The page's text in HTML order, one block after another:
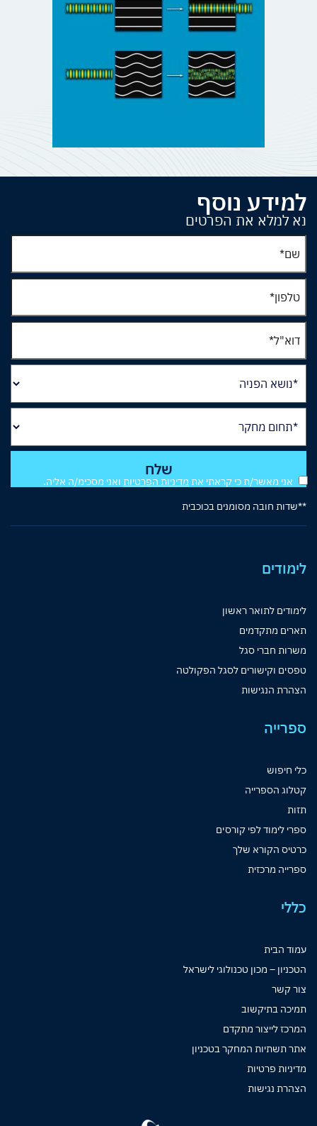
למידע נוסף
נא למלא את הפרטים
אני מאשר/ת כי קראתי את מדיניות הפרטיות
ואני מסכימ/ה אליה.
**שדות חובה מסומנים בכוכבית
לימודים
לימודים לתואר ראשון
תארים מתקדמים
משרות חברי סגל
טפסים וקישורים לסגל הפקולטה
הצהרת הנגישות
ספרייה
כלי חיפוש
קטלוג הספרייה
תזות
ספרי לימוד לפי קורסים
כרטיס הקורא שלך
ספרייה מרכזית
כללי
עמוד הבית
הטכניון – מכון טכנולוגי לישראל
צור קשר
תמיכה בתיקשוב
המרכז לייצור מתקדם
אתר תשתיות המחקר בטכניון
מדיניות פרטיות
הצהרת נגישות